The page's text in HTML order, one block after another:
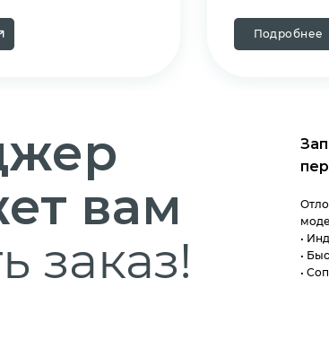
Подробнее
вам
заказ!
•
•
•